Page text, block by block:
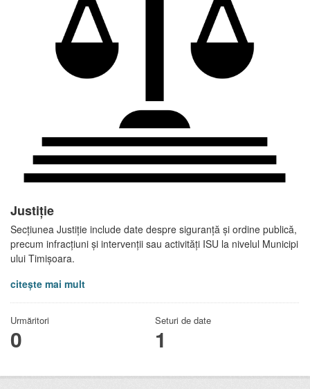
Justiție
Secțiunea Justiție include date despre siguranță și ordine publică,
precum infracțiuni și intervenții sau activități ISU la nivelul Municipi
ului Timișoara.
citește mai mult
Urmăritori
0
Seturi de date
1